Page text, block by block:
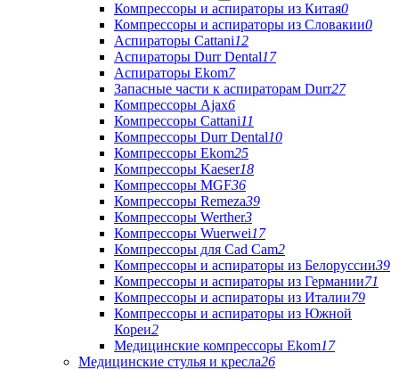
Компрессоры и аспираторы из Китая0
Компрессоры и аспираторы из Словакии0
Аспираторы Cattani12
Аспираторы Durr Dental17
Аспираторы Ekom7
Запасные части к аспираторам Durr27
Компрессоры Ajax6
Компрессоры Cattani11
Компрессоры Durr Dental10
Компрессоры Ekom25
Компрессоры Kaeser18
Компрессоры MGF36
Компрессоры Remeza39
Компрессоры Werther3
Компрессоры Wuerwei17
Компрессоры для Cad Cam2
Компрессоры и аспираторы из Белоруссии39
Компрессоры и аспираторы из Германии71
Компрессоры и аспираторы из Италии79
Компрессоры и аспираторы из Южной
Кореи2
Медицинские компрессоры Ekom17
Медицинские стулья и кресла26